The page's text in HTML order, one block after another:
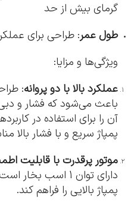
گرمای بیش از حد
طول عمر: طراحی برای
ویژگی‌ها و مزایا:
عملکرد بالا با دو پروانه:
باعث می‌شود که فشار و دبی
آن را برای استفاده در
پمپاژ سریع و با فشار بالا
موتور پرقدرت با قابلیت
دارای توان 1 اسب
پمپاژ بالایی را فراهم کند.